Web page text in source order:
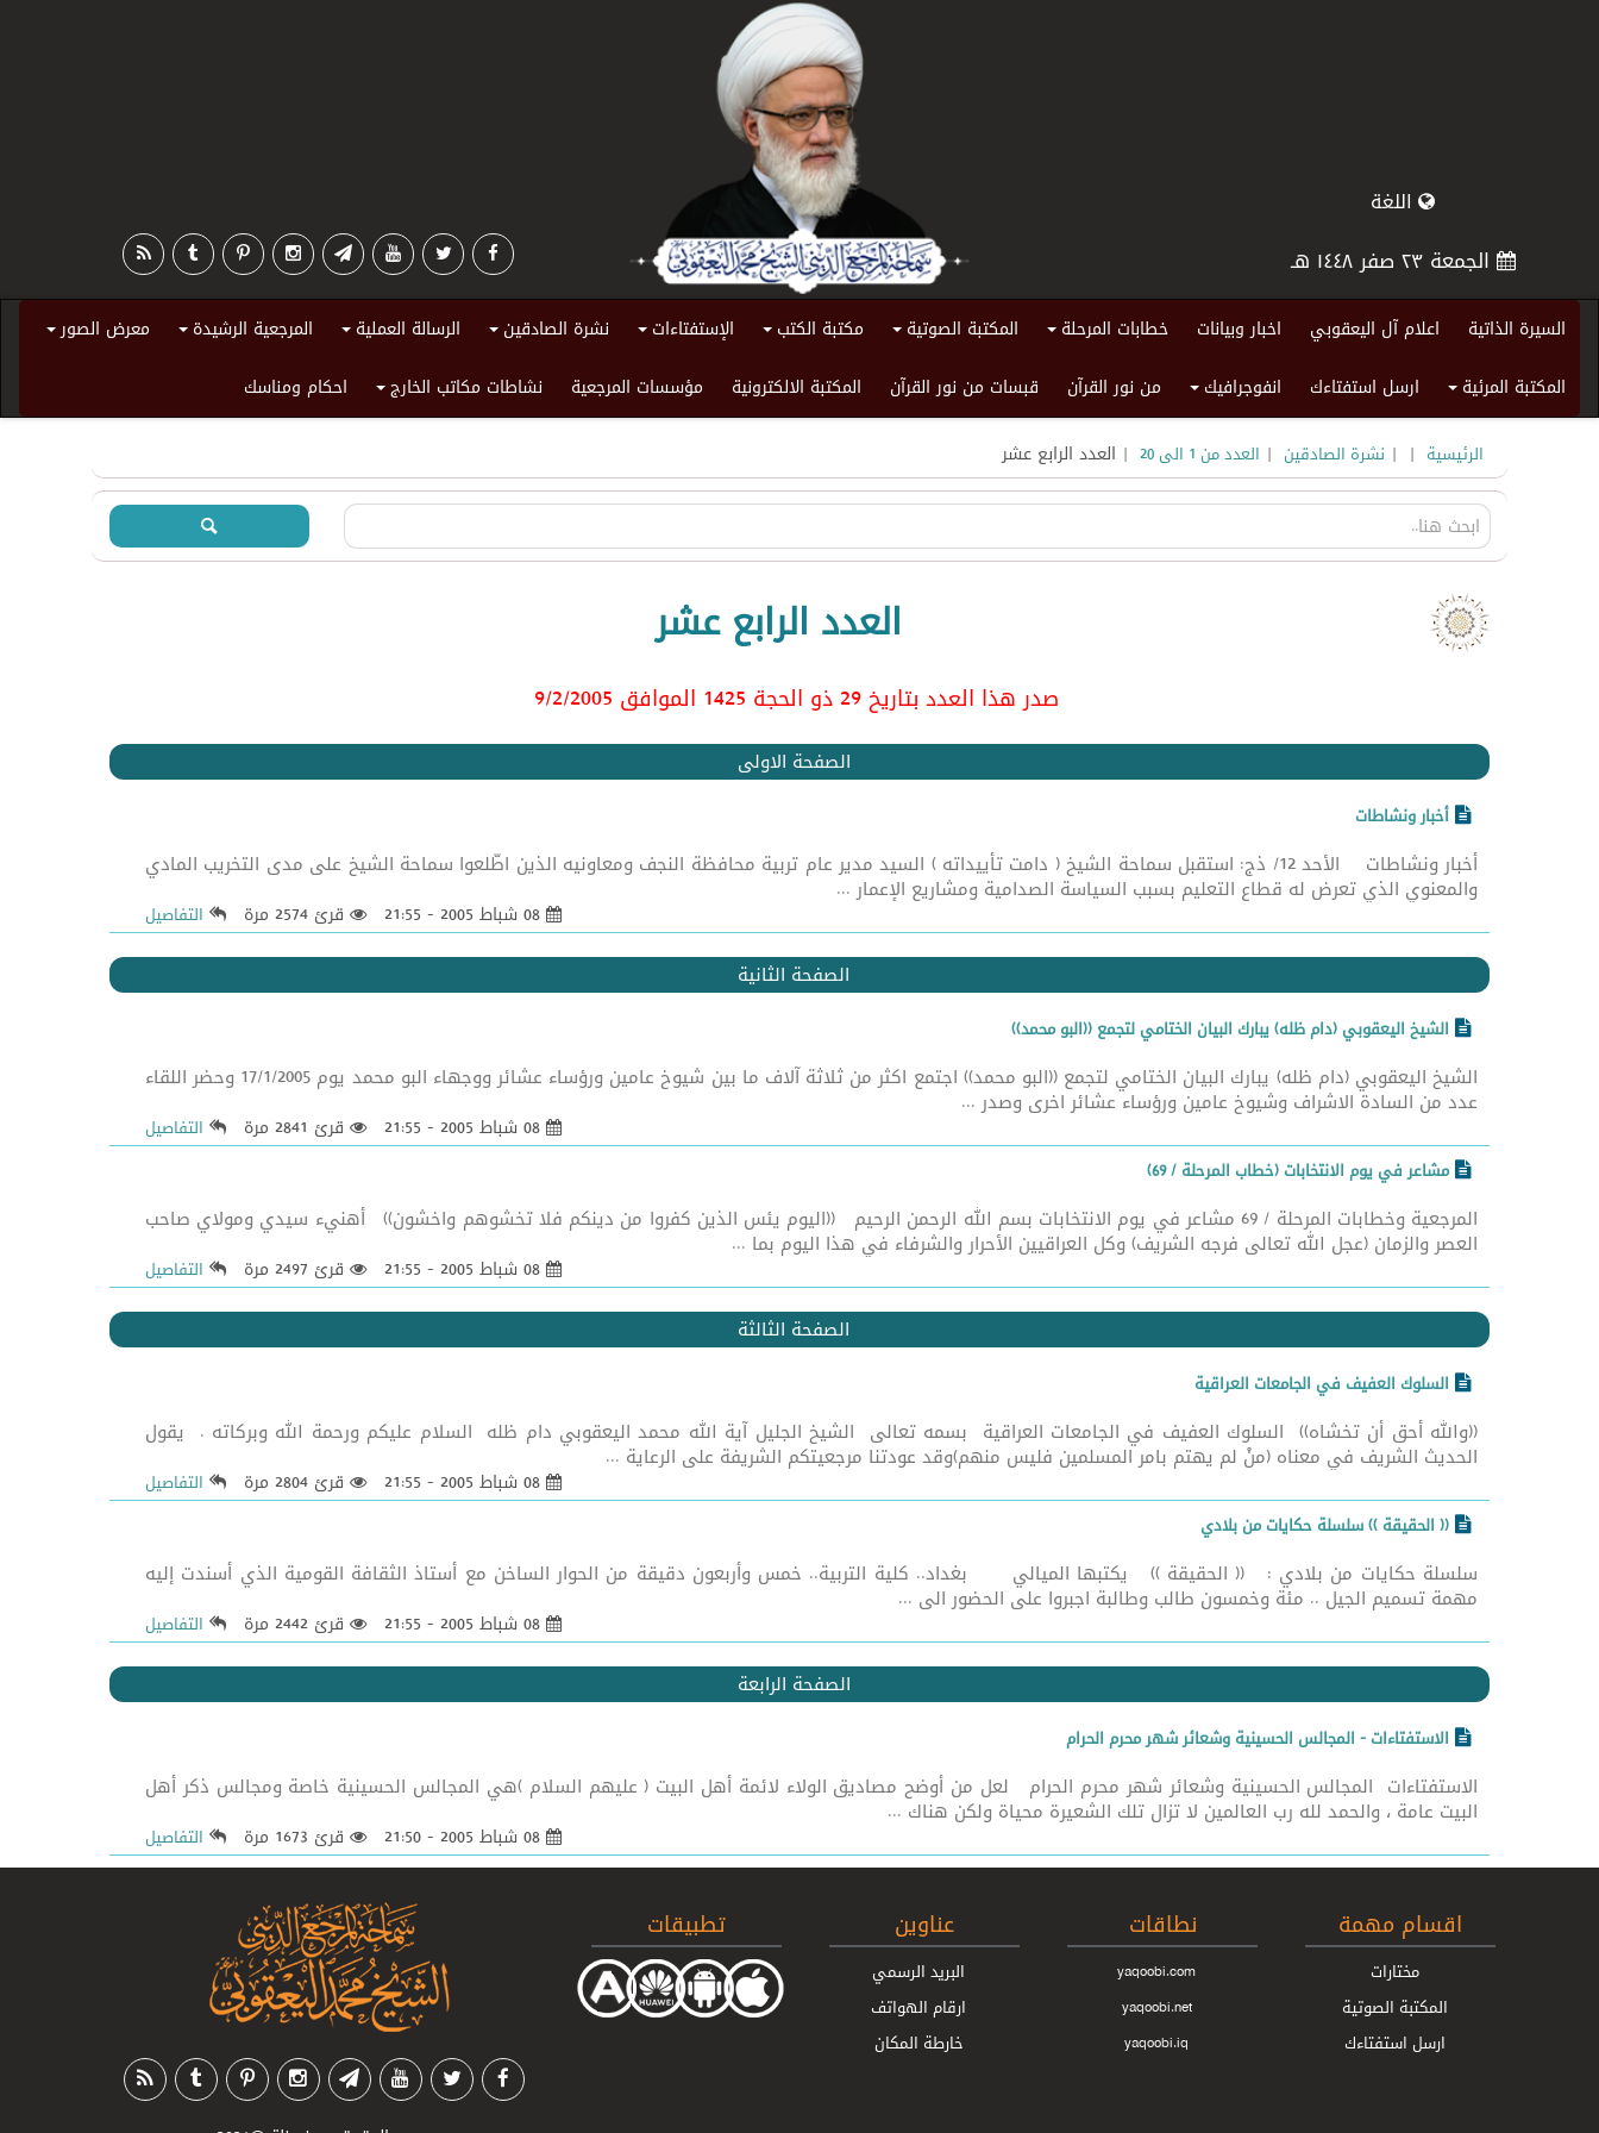
اللغة
الجمعة ٢٣ صفر ١٤٤٨ هـ
السيرة الذاتية اعلام آل اليعقوبي اخبار وبيانات خطابات المرحلة المكتبة الصوتية مكتبة الكتب الإستفتاءات نشرة الصادقين الرسالة العملية المرجعية الرشيدة معرض الصور
المكتبة المرئية ارسل استفتاءك انفوجرافيك من نور القرآن قبسات من نور القرآن المكتبة الالكترونية مؤسسات المرجعية نشاطات مكاتب الخارج احكام ومناسك
الرئيسية |
| نشرة الصادقين | العدد من 1 الى 20 | العدد الرابع عشر
العدد الرابع عشر
صدر هذا العدد بتاريخ 29 ذو الحجة 1425 الموافق 9/2/2005
الصفحة الاولى
أخبار ونشاطات
أخبار ونشاطات الأحد 12/ ذج: استقبل سماحة الشيخ ( دامت تأييداته ) السيد مدير عام تربية محافظة النجف ومعاونيه الذين اطّلعوا سماحة الشيخ على مدى التخريب المادي
والمعنوي الذي تعرض له قطاع التعليم بسبب السياسة الصدامية ومشاريع الإعمار ...
قرئ 2574 مرة التفاصيل
الصفحة الثانية
الشيخ اليعقوبي (دام ظله) يبارك البيان الختامي لتجمع ((البو محمد))
الشيخ اليعقوبي (دام ظله) يبارك البيان الختامي لتجمع ((البو محمد)) اجتمع اكثر من ثلاثة آلاف ما بين شيوخ عامين ورؤساء عشائر ووجهاء البو محمد يوم 17/1/2005 وحضر اللقاء
عدد من السادة الاشراف وشيوخ عامين ورؤساء عشائر اخرى وصدر ...
قرئ 2841 مرة
التفاصيل
مشاعر في يوم الانتخابات (خطاب المرحلة / 69)
المرجعية وخطابات المرحلة / 69 مشاعر في يوم الانتخابات بسم الله الرحمن الرحيم ((اليوم يئس الذين كفروا من دينكم فلا تخشوهم واخشون)) أهنيء سيدي ومولاي صاحب
العصر والزمان (عجل الله تعالى فرجه الشريف) وكل العراقيين الأحرار والشرفاء في هذا اليوم بما ...
قرئ 2497 مرة التفاصيل
الصفحة الثالثة
السلوك العفيف في الجامعات العراقية
((والله أحق أن تخشاه)) السلوك العفيف في الجامعات العراقية بسمه تعالى الشيخ الجليل آية الله محمد اليعقوبي دام ظله السلام عليكم ورحمة الله وبركاته . يقول
الحديث الشريف في معناه (منْ لم يهتم بامر المسلمين فليس منهم)وقد عودتنا مرجعيتكم الشريفة على الرعاية ...
قرئ 2804 مرة
التفاصيل
(( الحقيقة )) سلسلة حكايات من بلادي
سلسلة حكايات من بلادي : (( الحقيقة )) يكتبها الميالي بغداد.. كلية التربية.. خمس وأربعون دقيقة من الحوار الساخن مع أستاذ الثقافة القومية الذي أُسندت إليه
مهمة تسميم الجيل .. مئة وخمسون طالب وطالبة اجبروا على الحضور الى ...
قرئ 2442 مرة التفاصيل
الصفحة الرابعة
الاستفتاءات - المجالس الحسينية وشعائر شهر محرم الحرام
الاستفتاءات المجالس الحسينية وشعائر شهر محرم الحرام لعل من أوضح مصاديق الولاء لائمة أهل البيت ( عليهم السلام )هي المجالس الحسينية خاصة ومجالس ذكر أهل
البيت عامة ، والحمد لله رب العالمين لا تزال تلك الشعيرة محياة ولكن هناك ...
قرئ 1673 مرة التفاصيل
اقسام مهمة
مختارات
المكتبة الصوتية
ارسل استفتاءك
نطاقات
yaqoobi.com
yaqoobi.net
yaqoobi.iq
عناوين
البريد الرسمي
ارقام الهواتف
خارطة المكان
تطبيقات